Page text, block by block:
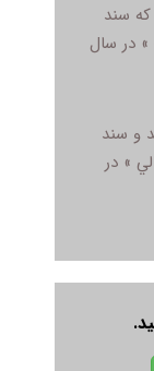
هايي که سند
در سال
خريد و سند
» در